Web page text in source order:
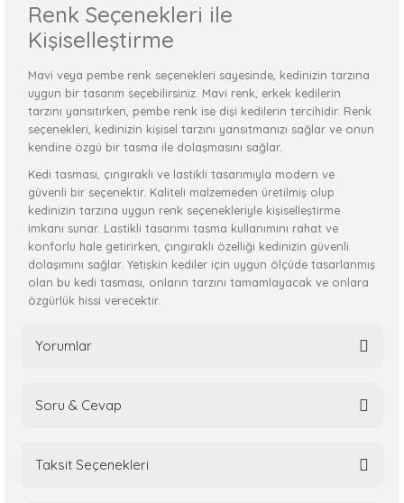
Renk Seçenekleri ile
Kişiselleştirme
Mavi veya pembe renk seçenekleri sayesinde, kedinizin tarzına
uygun bir tasarım seçebilirsiniz. Mavi renk, erkek kedilerin
tarzını yansıtırken, pembe renk ise dişi kedilerin tercihidir. Renk
seçenekleri, kedinizin kişisel tarzını yansıtmanızı sağlar ve onun
kendine özgü bir tasma ile dolaşmasını sağlar.
Kedi tasması, çıngıraklı ve lastikli tasarımıyla modern ve
güvenli bir seçenektir. Kaliteli malzemeden üretilmiş olup
kedinizin tarzına uygun renk seçenekleriyle kişiselleştirme
imkanı sunar. Lastikli tasarımı tasma kullanımını rahat ve
konforlu hale getirirken, çıngıraklı özelliği kedinizin güvenli
dolaşımını sağlar. Yetişkin kediler için uygun ölçüde tasarlanmış
olan bu kedi tasması, onların tarzını tamamlayacak ve onlara
özgürlük hissi verecektir.
Yorumlar
Soru & Cevap
Taksit Seçenekleri